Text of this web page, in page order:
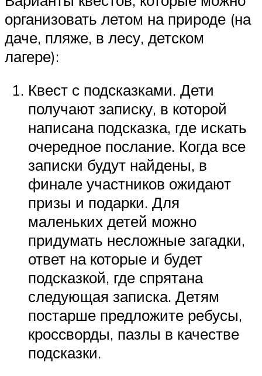
организовать летом на природе (на
даче, пляже, в лесу, детском
лагере):
Квест с подсказками. Дети
получают записку, в которой
написана подсказка, где искать
очередное послание. Когда все
записки будут найдены, в
финале участников ожидают
призы и подарки. Для
маленьких детей можно
придумать несложные загадки,
ответ на которые и будет
подсказкой, где спрятана
следующая записка. Детям
постарше предложите ребусы,
кроссворды, пазлы в качестве
подсказки.